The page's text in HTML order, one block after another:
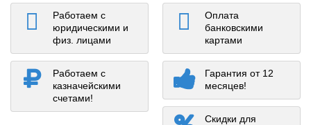
Работаем с
юридическими и
физ. лицами
Оплата
банковскими
картами
Работаем с
казначейскими
счетами!
Гарантия от 12
месяцев!
Скидки для